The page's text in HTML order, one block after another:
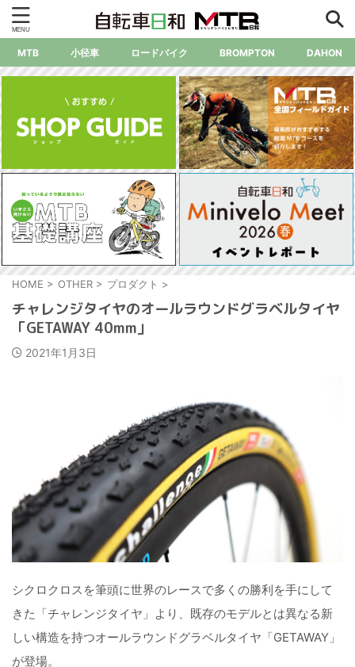
MTB 小径車 ロードバイク BROMPTON DAHON
HOME > OTHER > プロダクト >
チャレンジタイヤのオールラウンドグラベルタイヤ
「GETAWAY 40mm」
2021年1月3日
シクロクロスを筆頭に世界のレースで多くの勝利を手にして
きた「チャレンジタイヤ」より、既存のモデルとは異なる新
しい構造を持つオールラウンドグラベルタイヤ「GETAWAY」
が登場。